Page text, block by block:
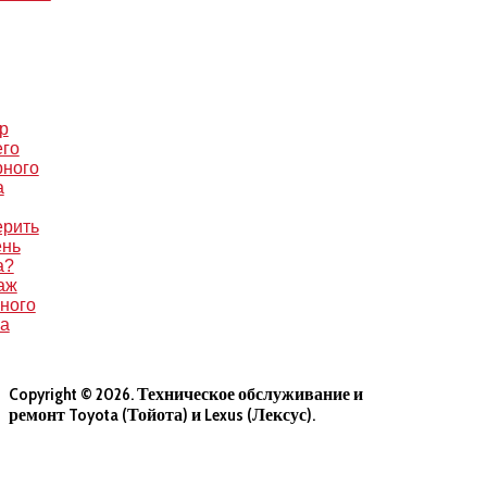
Copyright © 2026. Техническое обслуживание и
ремонт Toyota (Тойота) и Lexus (Лексус).